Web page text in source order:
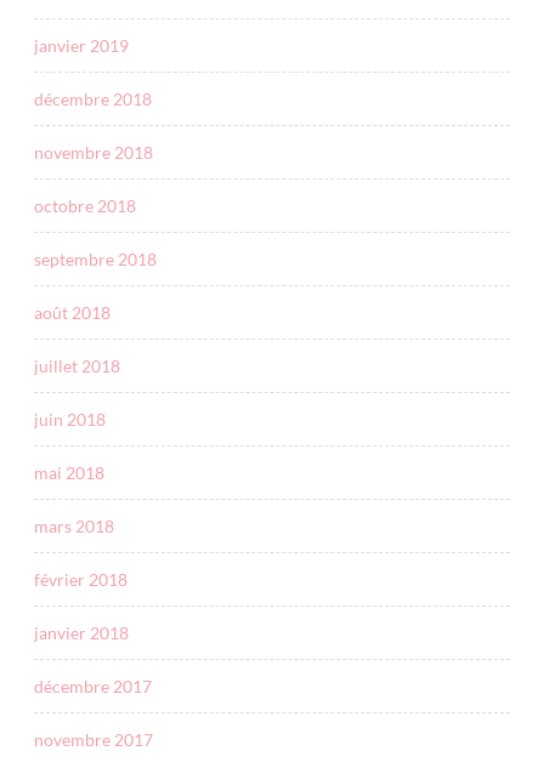
janvier 2019
décembre 2018
novembre 2018
octobre 2018
septembre 2018
août 2018
juillet 2018
juin 2018
mai 2018
mars 2018
février 2018
janvier 2018
décembre 2017
novembre 2017